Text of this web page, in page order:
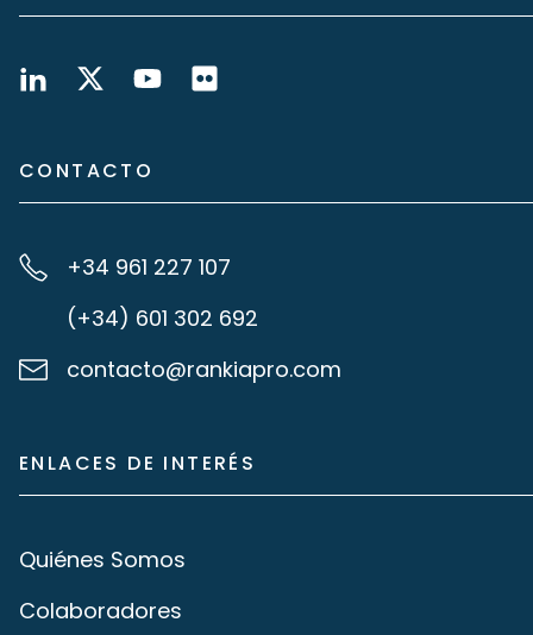
CONTACTO
+34 961 227 107
(+34) 601 302 692
contacto@rankiapro.com
ENLACES DE INTERÉS
Quiénes Somos
Colaboradores